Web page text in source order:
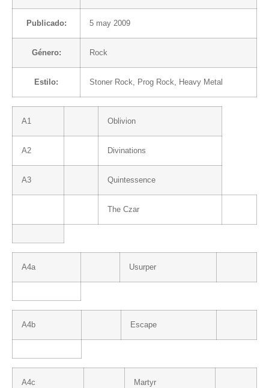
Publicado: 5 may 2009
Género: Rock
Estilo: Stoner Rock, Prog Rock, Heavy Metal
A1 Oblivion
A2 Divinations
A3 Quintessence
The Czar
A4a Usurper
A4b Escape
A4c Martyr